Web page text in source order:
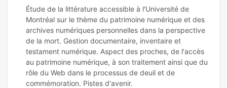
Étude de la littérature accessible à l'Université de
Montréal sur le thème du patrimoine numérique et des
archives numériques personnelles dans la perspective
de la mort. Gestion documentaire, inventaire et
testament numérique. Aspect des proches, de l'accès
au patrimoine numérique, à son traitement ainsi que du
rôle du Web dans le processus de deuil et de